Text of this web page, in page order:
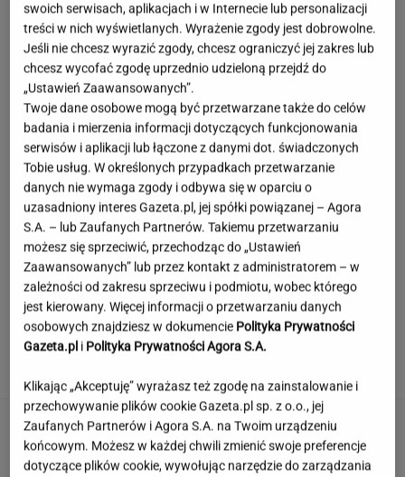
Tajemniczy most na granicy Rosji. Ukraina bije
na alarm
Dostałeś taki list z banku? Lepiej go nie
ignorować
swoich serwisach, aplikacjach i w Internecie lub personalizacji
treści w nich wyświetlanych. Wyrażenie zgody jest dobrowolne.
Jeśli nie chcesz wyrazić zgody, chcesz ograniczyć jej zakres lub
chcesz wycofać zgodę uprzednio udzieloną przejdź do
„Ustawień Zaawansowanych”.
Twoje dane osobowe mogą być przetwarzane także do celów
badania i mierzenia informacji dotyczących funkcjonowania
serwisów i aplikacji lub łączone z danymi dot. świadczonych
Tobie usług. W określonych przypadkach przetwarzanie
danych nie wymaga zgody i odbywa się w oparciu o
uzasadniony interes Gazeta.pl, jej spółki powiązanej – Agora
S.A. – lub Zaufanych Partnerów. Takiemu przetwarzaniu
możesz się sprzeciwić, przechodząc do „Ustawień
Zaawansowanych” lub przez kontakt z administratorem – w
zależności od zakresu sprzeciwu i podmiotu, wobec którego
jest kierowany. Więcej informacji o przetwarzaniu danych
osobowych znajdziesz w dokumencie Polityka Prywatności
Gazeta.pl i Polityka Prywatności Agora S.A.
Klikając „Akceptuję” wyrażasz też zgodę na zainstalowanie i
przechowywanie plików cookie Gazeta.pl sp. z o.o., jej
Zaufanych Partnerów i Agora S.A. na Twoim urządzeniu
końcowym. Możesz w każdej chwili zmienić swoje preferencje
dotyczące plików cookie, wywołując narzędzie do zarządzania